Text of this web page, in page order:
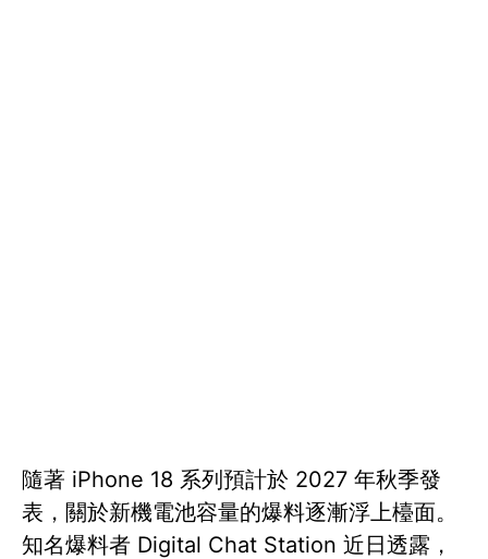
隨著 iPhone 18 系列預計於 2027 年秋季發
表，關於新機電池容量的爆料逐漸浮上檯面。
知名爆料者 Digital Chat Station 近日透露，